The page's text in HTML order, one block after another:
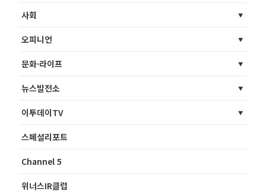
사회
오피니언
문화·라이프
뉴스발전소
이투데이TV
스페셜리포트
Channel 5
위너스IR클럽